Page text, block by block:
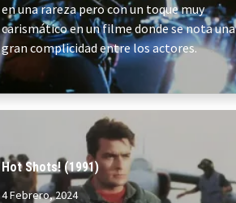
en una rareza pero con un toque muy
carismático en un filme donde se nota una
gran complicidad entre los actores.
Hot Shots! (1991)
4 Febrero, 2024